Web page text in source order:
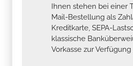
Ihnen stehen bei einer
Mail-Bestellung als
Kreditkarte, SEPA-
klassische
Vorkasse zur Verfügung